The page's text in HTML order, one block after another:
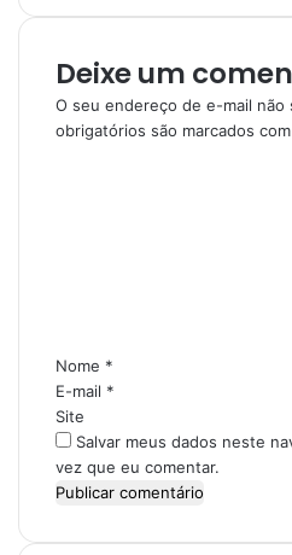
Deixe um
O seu endereço de e-mail não
obrigatórios são marcados com
i
o
*
Nome *
E-mail *
Site
Salvar meus dados neste
vez que eu comentar.